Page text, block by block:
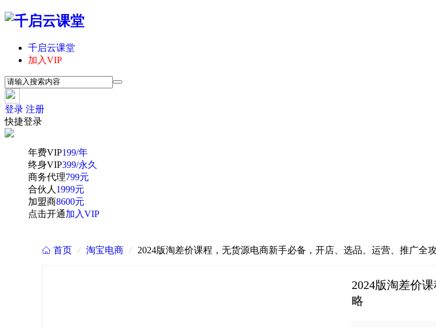
千启云课堂
加入VIP
登录 注册
快捷登录
年费VIP199/年
终身VIP399/永久
商务代理799元
合伙人 1999元
加盟商8600元
点击开通加入VIP
 首页 / 淘宝电商 / 2024版淘差价课程，无货源电商新手必备，开店、选品、运营、推广全
2024版淘差价
略